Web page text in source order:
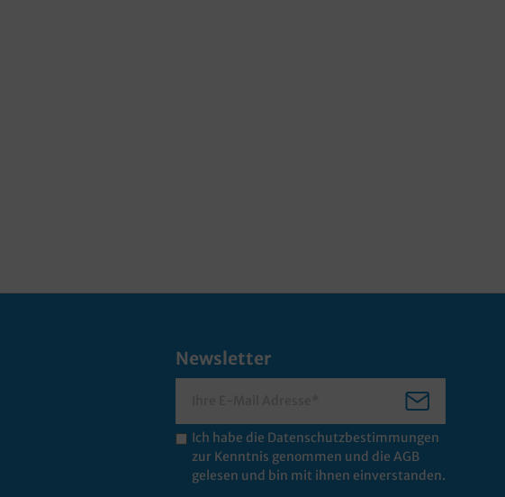
Newsletter
Ich habe die Datenschutzbestimmungen
zur Kenntnis genommen und die AGB
gelesen und bin mit ihnen einverstanden.